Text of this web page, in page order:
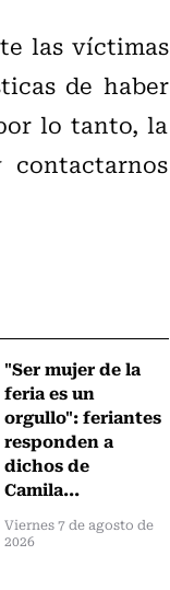
las víctimas
de haber
lo tanto, la
"Ser mujer de la
feria es un
orgullo": feriantes
responden a
dichos de
Camila...
Viernes 7 de agosto de
2026